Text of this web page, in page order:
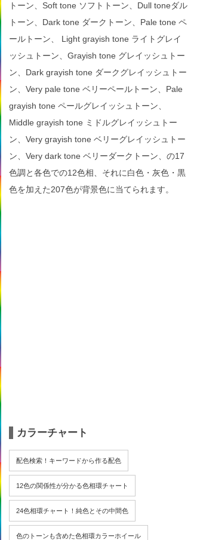
トーン、Soft tone ソフトトーン、Dull toneダル
トーン、Dark tone ダークトーン、Pale tone ペ
ールトーン、 Light grayish tone ライトグレイ
ッシュトーン、Grayish tone グレイッシュトー
ン、Dark grayish tone ダークグレイッシュトー
ン、Very pale tone ベリーペールトーン、Pale
grayish tone ペールグレイッシュトーン、
Middle grayish tone ミドルグレイッシュトー
ン、Very grayish tone ベリーグレイッシュトー
ン、Very dark tone ベリーダークトーン、の17
色調と各色での12色相、それに白色・灰色・黒
色を加えた207色が背景色に当てられます。
カラーチャート
配色検索！キーワードから作る配色
12色の関係性が分かる色相環チャート
24色相環チャート！純色とその中間色
色のトーンも含めた色相環カラーホイール